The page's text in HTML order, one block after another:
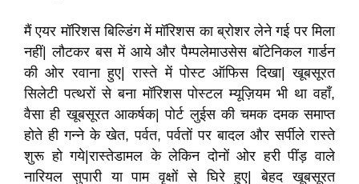
मैं एयर मॉरिशस बिल्डिंग में मॉरिशस का ब्रोशर लेने गई पर मिला
नहीं| लौटकर बस में आये और पैम्पलेमाउसेस बॉटेनिकल गार्डन
की ओर रवाना हुए| रास्ते में पोस्ट ऑफिस दिखा| खूबसूरत
सिलेटी पत्थरों से बना मॉरिशस पोस्टल म्यूज़ियम भी था वहाँ,
वैसा ही खूबसूरत आकर्षक| पोर्ट लुईस की चमक दमक समाप्त
होते ही गन्ने के खेत, पर्वत, पर्वतों पर बादल और सर्पीले रास्ते
शुरू हो गये|रास्तेडामल के लेकिन दोनों ओर हरी पींड़ वाले
नारियल सुपारी या पाम वृक्षों से घिरे हुए| बेहद खूबसूरत